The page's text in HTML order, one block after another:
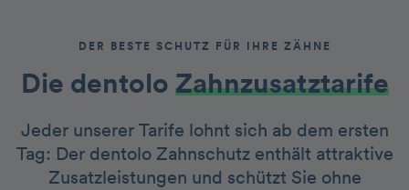
DER BESTE SCHUTZ FÜR IHRE ZÄHNE
Die dentolo­­ Zah nzusatztarife
Jeder unserer Tarife lohnt sich ab dem ersten
Tag: Der dentolo Zahnschutz enthält attraktive
Zusatzleistungen und schützt Sie ohne